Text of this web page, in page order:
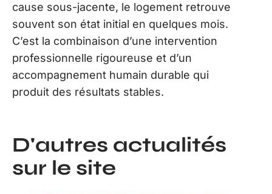
cause sous-jacente, le logement retrouve
souvent son état initial en quelques mois.
C’est la combinaison d’une intervention
professionnelle rigoureuse et d’un
accompagnement humain durable qui
produit des résultats stables.
D'autres actualités
sur le site